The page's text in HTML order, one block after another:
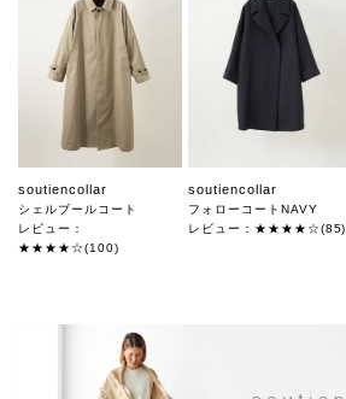
soutiencollar
シェルブールコート
レビュー：
★★★★☆(100)
soutiencollar
フォローコートNAVY
レビュー：★★★★☆(85)